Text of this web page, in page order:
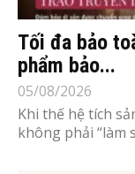
Tối đa bảo
phẩm bảo...
05/08/2026
Khi thế hệ tích
không phải “làm